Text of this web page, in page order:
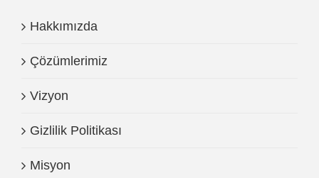
Hakkımızda
Çözümlerimiz
Vizyon
Gizlilik Politikası
Misyon